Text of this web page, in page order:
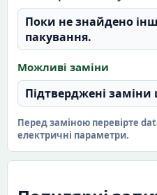
Поки не знайдено
пакування.
Можливі заміни
Підтверджені заміни
Перед заміною перевірте
електричні параметри.